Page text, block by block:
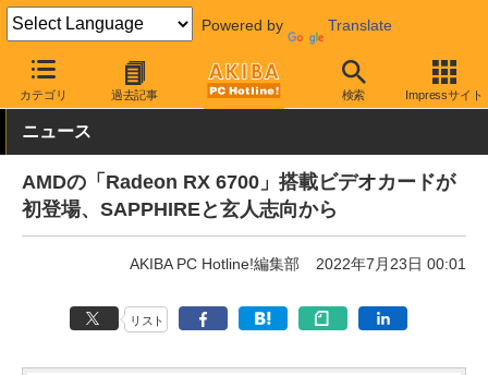
Powered by Translate
カテゴリ 過去記事 検索 Impressサイト
AKIBA PC Hotline! PCパーツ ビデオカード（グラフィックボード
ニュース
AMDの「Radeon RX 6700」搭載ビデオカードが
初登場、SAPPHIREと玄人志向から
AKIBA PC Hotline!編集部 2022年7月23日 00:01
リスト